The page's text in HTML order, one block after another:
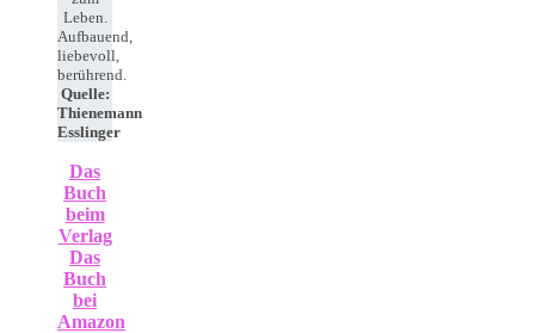
Leben.
Aufbauend,
liebevoll,
berührend.
Quelle:
Thienemann
Esslinger
Das
Buch
beim
Verlag
Das
Buch
bei
Amazon